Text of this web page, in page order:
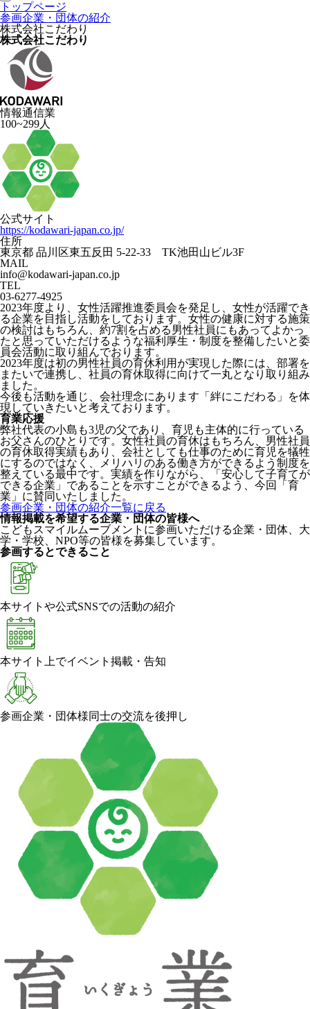
トップページ
参画企業・団体の紹介
株式会社こだわり
株式会社こだわり
情報通信業
100~299人
公式サイト
https://kodawari-japan.co.jp/
住所
東京都 品川区東五反田 5-22-33 TK池田山ビル3F
MAIL
info@kodawari-japan.co.jp
TEL
03-6277-4925
2023年度より、女性活躍推進委員会を発足し、女性が活躍でき
る企業を目指し活動をしております。女性の健康に対する施策
の検討はもちろん、約7割を占める男性社員にもあってよかっ
たと思っていただけるような福利厚生・制度を整備したいと委
員会活動に取り組んでおります。
2023年度は初の男性社員の育休利用が実現した際には、部署を
またいで連携し、社員の育休取得に向けて一丸となり取り組み
ました。
今後も活動を通じ、会社理念にあります「絆にこだわる」を体
現していきたいと考えております。
育業応援
弊社代表の小島も3児の父であり、育児も主体的に行っている
お父さんのひとりです。女性社員の育休はもちろん、男性社員
の育休取得実績もあり、会社としても仕事のために育児を犠牲
にするのではなく、メリハリのある働き方ができるよう制度を
整えている最中です。実績を作りながら、「安心して子育てが
できる企業」であることを示すことができるよう、今回「育
業」に賛同いたしました。
参画企業・団体の紹介一覧に戻る
情報掲載を希望する企業・団体の皆様へ
こどもスマイルムーブメントに参画いただける企業・団体、大
学・学校、NPO等の皆様を募集しています。
参画するとできること
本サイトや公式SNSでの活動の紹介
本サイト上でイベント掲載・告知
参画企業・団体様同士の交流を後押し